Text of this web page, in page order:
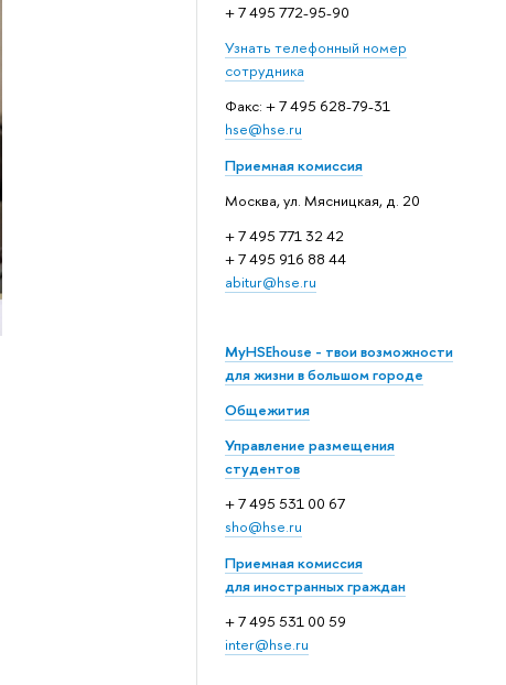
+ 7 495 772-95-90
Узнать телефонный номер
сотрудника
Факс: + 7 495 628-79-31
hse@hse.ru
Приемная комиссия
Москва, ул. Мясницкая, д. 20
+ 7 495 771 32 42
+ 7 495 916 88 44
abitur@hse.ru
MyHSEhouse - твои возможности
для жизни в большом городе
Общежития
Управление размещения
студентов
+ 7 495 531 00 67
sho@hse.ru
Приемная комиссия
для иностранных граждан
+ 7 495 531 00 59
inter@hse.ru